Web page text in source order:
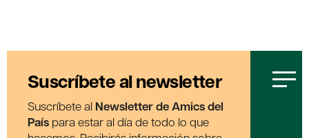
Suscríbete al newsletter
Suscríbete al Newsletter de Amics del
País para estar al día de todo lo que